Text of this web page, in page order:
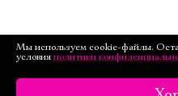
Мы используем cookie-файлы.
условия политики